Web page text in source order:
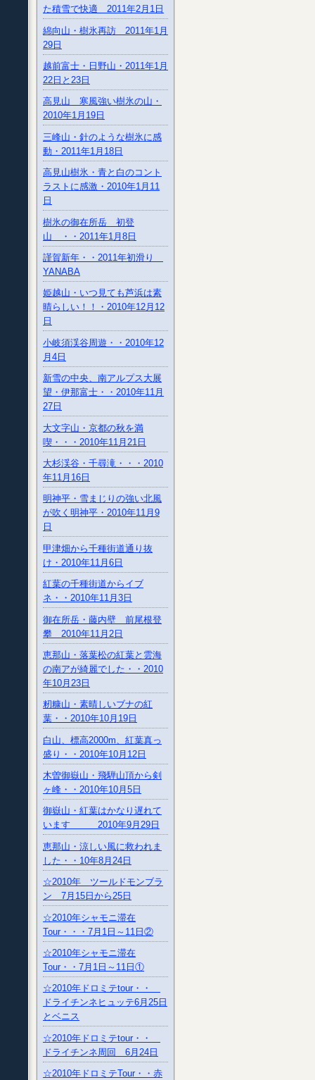
た積雪で快適 2011年2月1日
綿向山・樹氷再訪 2011年1月
29日
越前富士・日野山・2011年1月
22日と23日
高見山 寒風強い樹氷の山・
2010年1月19日
三峰山・針のような樹氷に感
動・2011年1月18日
高見山樹氷・青と白のコント
ラストに感激・2010年1月11
日
樹氷の御在所岳 初登
山 ・・2011年1月8日
謹賀新年・・2011年初滑り
YANABA
姫越山・いつ見ても芦浜は素
晴らしい！！・2010年12月12
日
小岐須渓谷周遊・・2010年12
月4日
新雪の中央、南アルプス大展
望・伊那富士・・2010年11月
27日
大文字山・京都の秋を満
喫・・・2010年11月21日
大杉渓谷・千尋滝・・・2010
年11月16日
明神平・雪まじりの強い北風
が吹く明神平・2010年11月9
日
甲津畑から千種街道通り抜
け・2010年11月6日
紅葉の千種街道からイブ
ネ・・2010年11月3日
御在所岳・藤内壁 前尾根登
攀 2010年11月2日
恵那山・落葉松の紅葉と雲海
の南アが綺麗でした・・2010
年10月23日
籾糠山・素晴しいブナの紅
葉・・2010年10月19日
白山、標高2000m、紅葉真っ
盛り・・2010年10月12日
木曽御嶽山・飛騨山頂から剣
ヶ峰・・2010年10月5日
御嶽山・紅葉はかなり遅れて
います 2010年9月29日
恵那山・涼しい風に救われま
した・・10年8月24日
☆2010年 ツールドモンブラ
ン 7月15日から25日
☆2010年シャモニ滞在
Tour・・・7月1日～11日②
☆2010年シャモニ滞在
Tour・・7月1日～11日①
☆2010年ドロミテtour・・
ドライチンネヒュッテ6月25日
とベニス
☆2010年ドロミテtour・・
ドライチンネ周回 6月24日
☆2010年ドロミテTour・・赤